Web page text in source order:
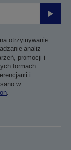
otrzymywanie
analiz
promocji i
formach
i
w
.